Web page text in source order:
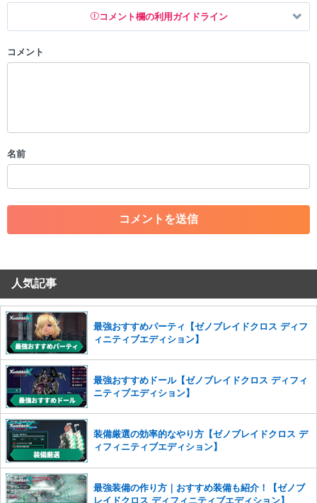
コメント欄の利用ガイドライン
以下の書き込みを禁止とし、場合によってはコメント削除や書き込み制
・一度削除された投稿を再び投稿すること
・アカウントの売買など金銭が絡む内容の投稿
・各ゲームのネタバレを含む内容の投稿
・その他、管理者が不適切と判断した投稿
コメントの削除を申請する
せていただきます。ご了承ください。
※一度削除したコメントは復元ができませんのでご注意くだ
さい。
また、過度な利用規約の違反や、弊社に損害の及ぶ内容の書き込みがあ
った場合は、法的措置をとらせていただく場合もございますので、あら
かじめご理解くださいませ。
コメント
名前
人気記事
最強おすすめパーティ【ゼノブレイドクロス ディフ
ィニティブエディション】
最強おすすめドール【ゼノブレイドクロス ディフィ
ニティブエディション】
装備厳選の効率的なやり方【ゼノブレイドクロス デ
ィフィニティブエディション】
最強装備の作り方｜おすすめ装備も紹介！【ゼノブ
レイドクロス ディフィニティブエディション】